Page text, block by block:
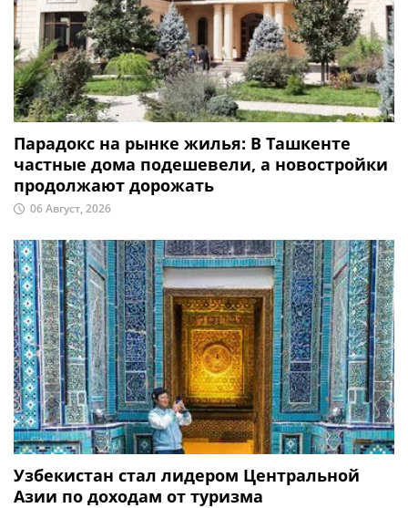
Парадокс на рынке жилья: В Ташкенте
частные дома подешевели, а новостройки
продолжают дорожать
06 Август, 2026
Узбекистан стал лидером Центральной
Азии по доходам от туризма